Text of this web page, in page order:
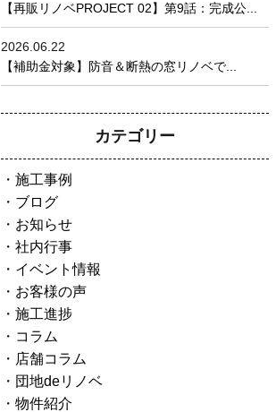
【再販リノベPROJECT 02】第9話：完成公...
2026.06.22
【補助金対象】防音＆断熱の窓リノベで...
カテゴリー
施工事例
ブログ
お知らせ
社内行事
イベント情報
お客様の声
施工進捗
コラム
店舗コラム
団地deリノベ
物件紹介